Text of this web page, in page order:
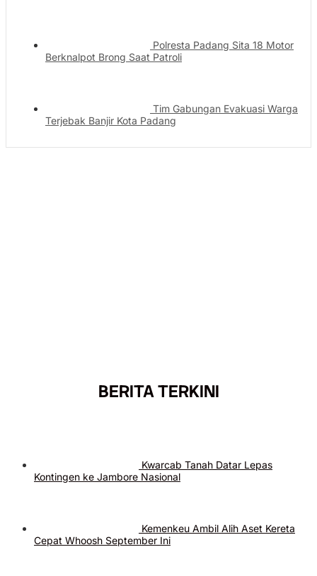
Polresta Padang Sita 18 Motor
Berknalpot Brong Saat Patroli
Tim Gabungan Evakuasi Warga
Terjebak Banjir Kota Padang
BERITA TERKINI
Kwarcab Tanah Datar Lepas
Kontingen ke Jambore Nasional
Kemenkeu Ambil Alih Aset Kereta
Cepat Whoosh September Ini